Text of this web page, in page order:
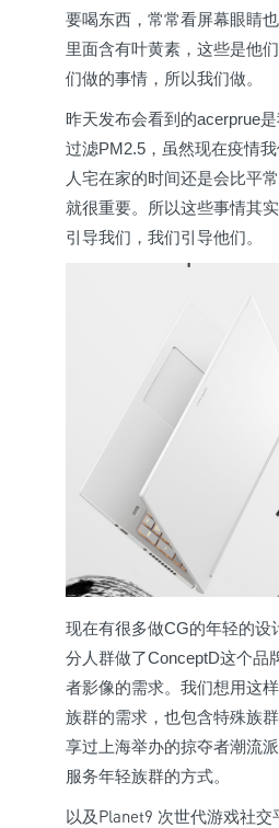
要喝东西，常常看屏幕眼睛
里面含有叶黄素，这些是他
们做的事情，所以我们做。
昨天发布会看到的acerprue
过滤PM2.5，虽然现在疫情
人宅在家的时间还是会比平
就很重要。所以这些事情其
引导我们，我们引导他们。
现在有很多做CG的年轻的设
分人群做了ConceptD这个品
者影像的需求。我们想用这
族群的需求，也包含特殊族
享过上海举办的掠夺者潮流
服务年轻族群的方式。
以及 Planet9 次世代游戏社交